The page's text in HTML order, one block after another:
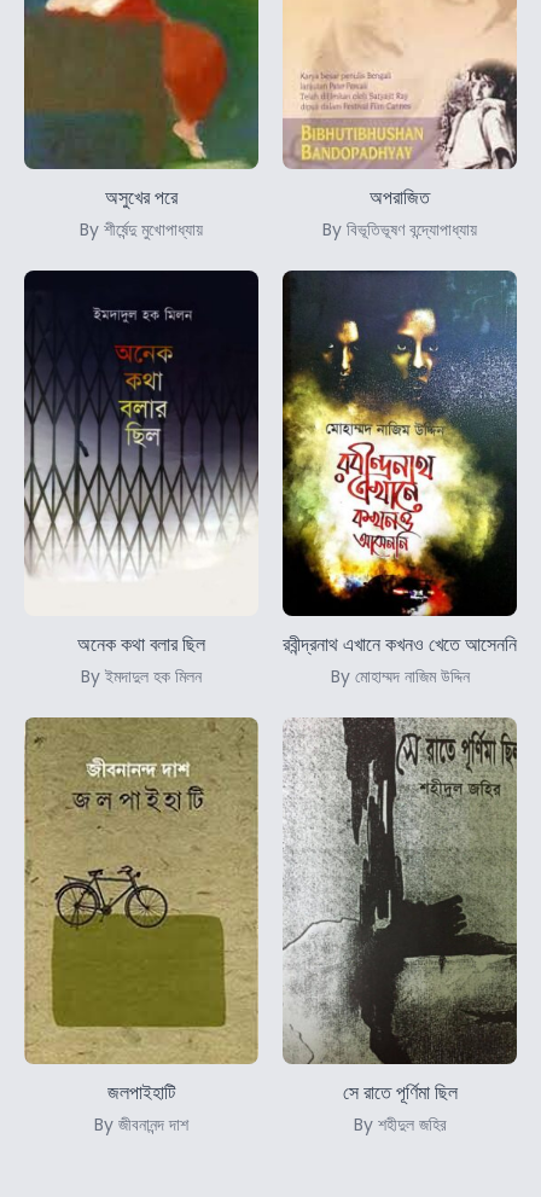
অসুখের পরে
By শীর্ষেন্দু মুখোপাধ্যায়
অপরাজিত
By বিভূতিভূষণ বন্দ্যোপাধ্যায়
অনেক কথা বলার ছিল
By ইমদাদুল হক মিলন
রবীন্দ্রনাথ এখানে কখনও খেতে আসেননি
By মোহাম্মদ নাজিম উদ্দিন
জলপাইহাটি
By জীবনানন্দ দাশ
সে রাতে পূর্ণিমা ছিল
By শহীদুল জহির